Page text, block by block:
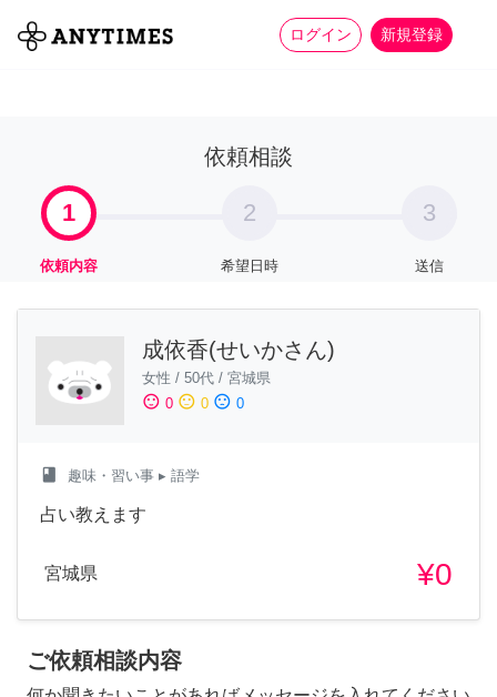
ログイン 新規登録
全て 家事 more_horiz
依頼相談
1
依頼内容
2
希望日時
3
送信
成依香(せいかさん)
女性 / 50代 / 宮城県
sentiment_satisfied 0 sentiment_neutral 0 sentiment_dissatisfied 0
class 趣味・習い事 ▸ 語学
占い教えます
宮城県 ¥0
ご依頼相談内容